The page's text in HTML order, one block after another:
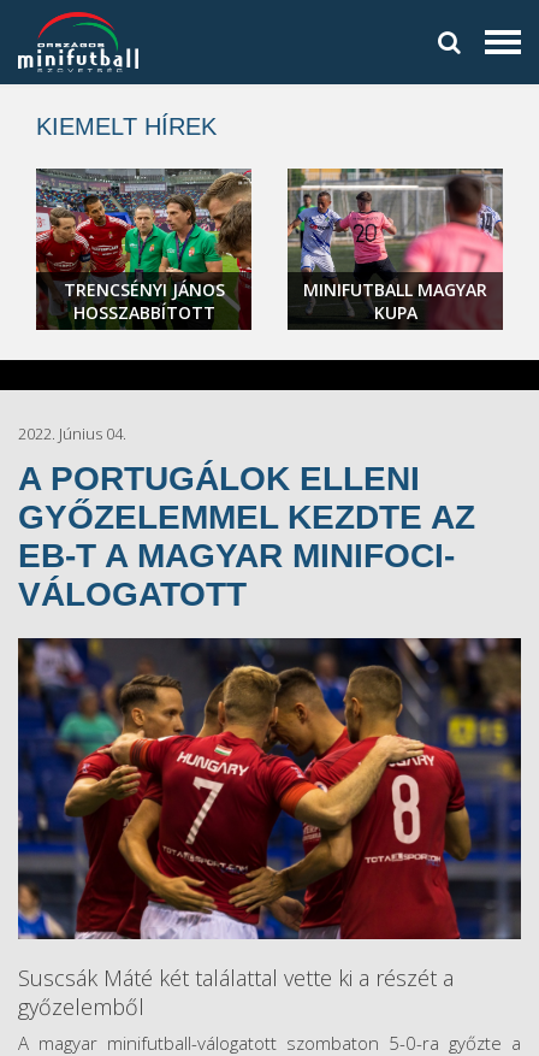
KIEMELT HÍREK
TRENCSÉNYI JÁNOS
HOSSZABBÍTOTT
MINIFUTBALL MAGYAR
KUPA
2022. Június 04.
A PORTUGÁLOK ELLENI
GYŐZELEMMEL KEZDTE AZ
EB-T A MAGYAR MINIFOCI-
VÁLOGATOTT
Suscsák Máté két találattal vette ki a részét a
győzelemből
A magyar minifutball-válogatott szombaton 5-0-ra győzte a